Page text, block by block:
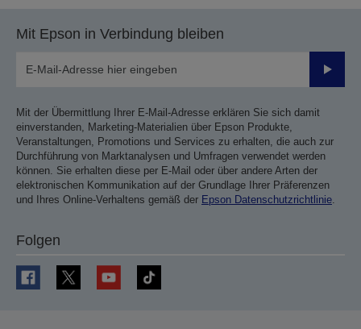
Mit Epson in Verbindung bleiben
Mit der Übermittlung Ihrer E-Mail-Adresse erklären Sie sich damit
einverstanden, Marketing-Materialien über Epson Produkte,
Veranstaltungen, Promotions und Services zu erhalten, die auch zur
Durchführung von Marktanalysen und Umfragen verwendet werden
können. Sie erhalten diese per E-Mail oder über andere Arten der
elektronischen Kommunikation auf der Grundlage Ihrer Präferenzen
und Ihres Online-Verhaltens gemäß der Epson Datenschutzrichtlinie.
Folgen